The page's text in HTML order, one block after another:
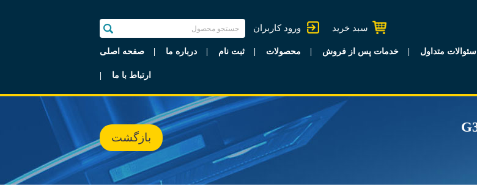
ورود کاربران سبد خرید
صفحه اصلی درباره ما ثبت نام محصولات خدمات پس از فروش سئوالات متداول
ارتباط با ما
بازگشت